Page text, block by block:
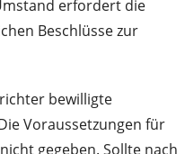
erfordert die
Beschlüsse zur
bewilligte
Voraussetzungen für
gegeben. Sollte nach